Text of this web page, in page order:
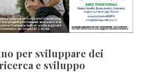
per sviluppare dei
e sviluppo